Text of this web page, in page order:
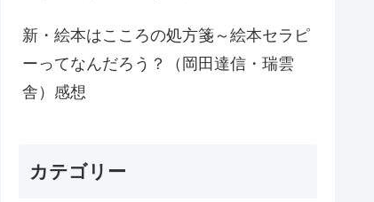
新・絵本はこころの処方箋～絵本セラピ
ーってなんだろう？（岡田達信・瑞雲
舎）感想
カテゴリー